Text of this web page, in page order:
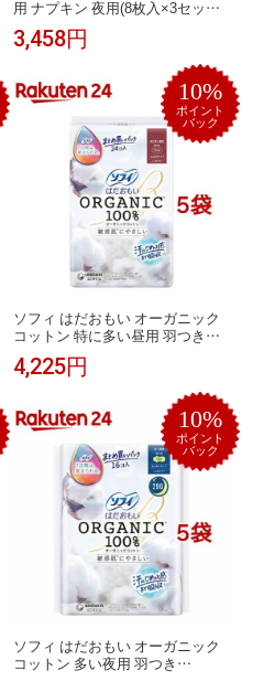
用 ナプキン 夜用(8枚入×3セット)
【ソフィ超熟睡ガードショーツ】
3,458円
10%
ポイント
バック
ソフィ はだおもい オーガニック
コットン 特に多い昼用 羽つき
23cm(24個入*5袋セット)【ソフィ
はだおもいオーガニック】
4,225円
10%
ポイント
バック
ソフィ はだおもい オーガニック
コットン 多い夜用 羽つき